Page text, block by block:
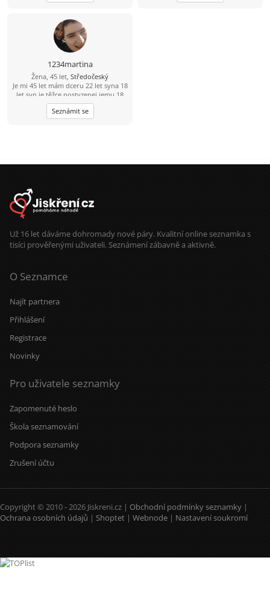
1234martina
Žena, 45 let, Středočeský
Je mi 45 let mám dceru 22 let syna 18
let syn je těžce postyzenej jemu 18
let jednou za 14 dní mám střídavou
péči mám ráda výlety procházky
kino a procházky jinak dojdu ráda s
Seznámit se
Už 16 let dáváme dohromady nové páry. Kvalitní online seznamka s
tisíci prověřenými uživateli. Seznámení zábavně a aktivně.
O Seznamce
Najít partnera
Přihlášení
Registrace
Novinky
Pro uživatele seznamky
Zapomenuté heslo
Škola seznamování
Podpora seznamky
Zrušení účtu
Copyright © 2010 - 2026 Jiskreni.cz | Obchodní podmínky seznamky |
Ochrana osobních údajů | Shoptet | Webnode | Nastavení soukromí